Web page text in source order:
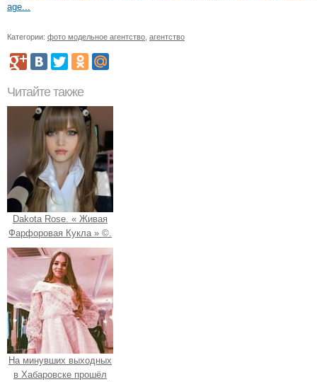
age...
Категории: фото модельное агентство агентство
Читайте также
Dakota Rose. « Живая
Фарфоровая Кукла » ©.
На минувших выходных
в Хабаровске прошёл